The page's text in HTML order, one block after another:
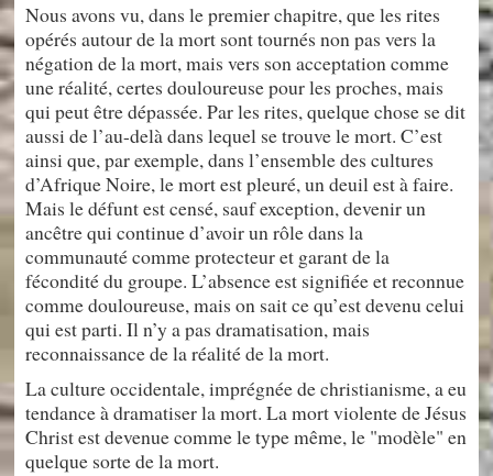
Nous avons vu, dans le premier chapitre, que les rites
opérés autour de la mort sont tournés non pas vers la
négation de la mort, mais vers son acceptation comme
une réalité, certes douloureuse pour les proches, mais
qui peut être dépassée. Par les rites, quelque chose se dit
aussi de l’au-delà dans lequel se trouve le mort. C’est
ainsi que, par exemple, dans l’ensemble des cultures
d’Afrique Noire, le mort est pleuré, un deuil est à faire.
Mais le défunt est censé, sauf exception, devenir un
ancêtre qui continue d’avoir un rôle dans la
communauté comme protecteur et garant de la
fécondité du groupe. L’absence est signifiée et reconnue
comme douloureuse, mais on sait ce qu’est devenu celui
qui est parti. Il n’y a pas dramatisation, mais
reconnaissance de la réalité de la mort.
La culture occidentale, imprégnée de christianisme, a eu
tendance à dramatiser la mort. La mort violente de Jésus
Christ est devenue comme le type même, le "modèle" en
quelque sorte de la mort.